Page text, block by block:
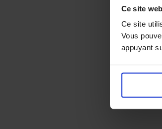
Ce site
Ce site
Vous
appuyant